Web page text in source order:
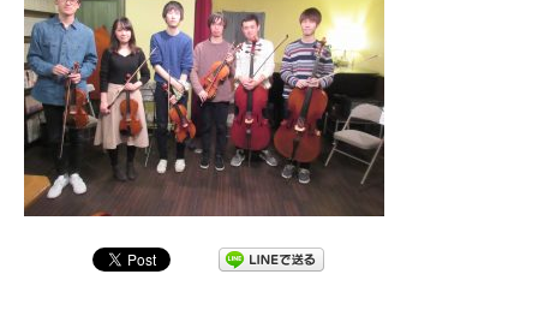
九大フィルとは
九大フィルの歴史
ご寄付のお願い
演奏会の歴史
出張演奏
九大フィル特集ページ